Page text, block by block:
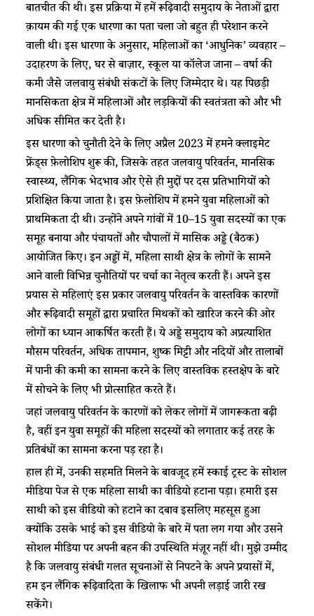
बातचीत की थी। इस प्रक्रिया में हमें रूढ़िवादी समुदाय के नेताओं द्वारा
क़ायम की गई एक धारणा का पता चला जो बहुत ही परेशान करने
वाली थी। इस धारणा के अनुसार, महिलाओं का ‘आधुनिक’ व्यवहार –
उदाहरण के लिए, घर से बाज़ार, स्कूल या कॉलेज जाना – वर्षा की
कमी जैसे जलवायु संबंधी संकटों के लिए जिम्मेदार थे। यह पिछड़ी
मानसिकता क्षेत्र में महिलाओं और लड़कियों की स्वतंत्रता को और भी
अधिक सीमित कर देती है।
इस धारणा को चुनौती देने के लिए अप्रैल 2023 में हमने क्लाइमेट
फ्रेंड्स फ़ेलोशिप शुरू की, जिसके तहत जलवायु परिवर्तन, मानसिक
स्वास्थ्य, लैंगिक भेदभाव और ऐसे ही मुद्दों पर दस प्रतिभागियों को
प्रशिक्षित किया जाता है। इस फ़ेलोशिप में हमने युवा महिलाओं को
प्राथमिकता दी थी। उन्होंने अपने गांवों में 10–15 युवा सदस्यों का एक
समूह बनाया और पंचायतों और चौपालों में मासिक अड्डे (बैठक)
आयोजित किए। इन अड्डों में, महिला साथी क्षेत्र के लोगों के सामने
आने वाली विभिन्न चुनौतियों पर चर्चा का नेतृत्व करती हैं। अपने इस
प्रयास से महिलाएं इस प्रकार जलवायु परिवर्तन के वास्तविक कारणों
और रूढ़िवादी समूहों द्वारा प्रचारित मिथकों को खारिज करने की ओर
लोगों का ध्यान आकर्षित करती हैं। ये अड्डे समुदाय को अप्रत्याशित
मौसम परिवर्तन, अधिक तापमान, शुष्क मिट्टी और नदियों और तालाबों
में पानी की कमी का सामना करने के लिए वास्तविक हस्तक्षेप के बारे
में सोचने के लिए भी प्रोत्साहित करते हैं।
जहां जलवायु परिवर्तन के कारणों को लेकर लोगों में जागरूकता बढ़ी
है, वहीं इन युवा समूहों की महिला सदस्यों को लगातार कई तरह के
प्रतिबंधों का सामना करना पड़ रहा है।
हाल ही में, उनकी सहमति मिलने के बावजूद हमें स्काई ट्रस्ट के सोशल
मीडिया पेज से एक महिला साथी का वीडियो हटाना पड़ा। हमारी इस
साथी को इस वीडियो को हटाने का दबाव इसलिए महसूस हुआ
क्योंकि उसके भाई को इस वीडियो के बारे में पता लग गया और उसने
सोशल मीडिया पर अपनी बहन की उपस्थिति मंज़ूर नहीं थी। मुझे उम्मीद
है कि जलवायु संबंधी गलत सूचनाओं से निपटने के अपने प्रयासों में,
हम इन लैंगिक रूढ़िवादिता के खिलाफ भी अपनी लड़ाई जारी रख
सकेंगे।